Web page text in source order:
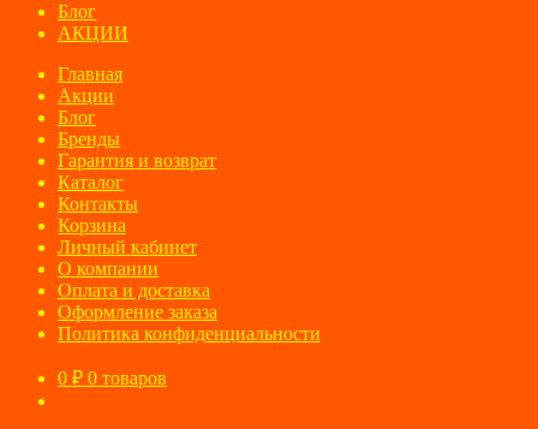
Блог
АКЦИИ
Главная
Акции
Блог
Бренды
Гарантия и возврат
Каталог
Контакты
Корзина
Личный кабинет
О компании
Оплата и доставка
Оформление заказа
Политика конфиденциальности
0 ₽ 0 товаров